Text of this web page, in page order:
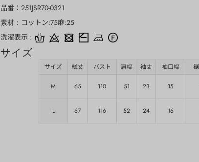
品番 251JSR70-0321
素材
コットン:75麻:25
洗濯表示
サイズ
サイズ 総丈 バスト 肩幅 袖丈 袖口幅
M 65 110 51 23 15
L 67 116 52 24 16